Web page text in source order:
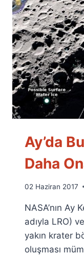
Ay’da
Daha
By
Fuat
Özyar
02 Haziran 2017
NASA’nın Ay
adıyla LRO)
yakın krater
oluşması